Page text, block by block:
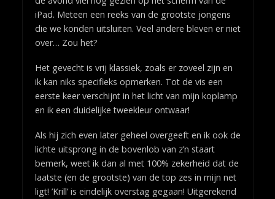
iPad. Meteen een reeks van de grootste jongens
die we konden uitsluiten. Veel andere bleven er niet
over… Zou het?
Het gevecht is vrij klassiek, zoals er zoveel zijn en
ik kan niks specifieks opmerken. Tot de vis een
eerste keer verschijnt in het licht van mijn koplamp
en ik een duidelijke tweekleur ontwaar!
Als hij zich even later geheel overgeeft en ik ook de
lichte uitsprong in de bovenlob van z’n staart
bemerk, weet ik dan al met 100% zekerheid dat de
laatste (en de grootste) van de top zes in mijn net
ligt! ’Krill’ is eindelijk overstag gegaan! Uitgerekend